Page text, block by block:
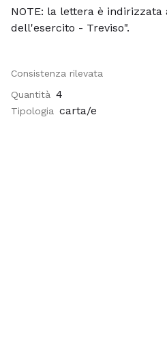
NOTE: la lettera è
dell'esercito - Treviso".
Consistenza rilevata
Quantità 4
Tipologia carta/e